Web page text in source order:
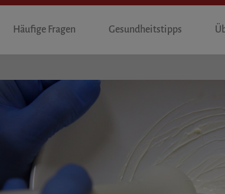
Häufige Fragen Gesundheitstipps